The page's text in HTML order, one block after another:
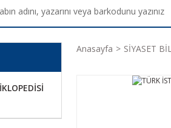
Anasayfa SİYASET